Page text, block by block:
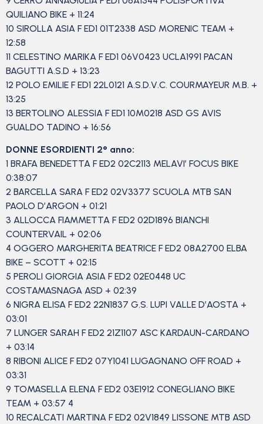
QUILIANO BIKE + 11:24
10 SIROLLA ASIA F ED1 01T2338 ASD MORENIC TEAM +
12:58
11 CELESTINO MARIKA F ED1 06V0423 UCLA1991 PACAN
BAGUTTI A.S.D + 13:23
12 POLO EMILIE F ED1 22L0121 A.S.D.V.C. COURMAYEUR M.B. +
13:25
13 BERTOLINO ALESSIA F ED1 10M0218 ASD GS AVIS
GUALDO TADINO + 16:56
DONNE ESORDIENTI 2° anno:
1 BRAFA BENEDETTA F ED2 02C2113 MELAVI’ FOCUS BIKE
0:38:07
2 BARCELLA SARA F ED2 02V3377 SCUOLA MTB SAN
PAOLO D’ARGON + 01:21
3 ALLOCCA FIAMMETTA F ED2 02D1896 BIANCHI
COUNTERVAIL + 02:06
4 OGGERO MARGHERITA BEATRICE F ED2 08A2700 ELBA
BIKE – SCOTT + 02:15
5 PEROLI GIORGIA ASIA F ED2 02E0448 UC
COSTAMASNAGA ASD + 02:39
6 NIGRA ELISA F ED2 22N1837 G.S. LUPI VALLE D’AOSTA +
03:01
7 LUNGER SARAH F ED2 21Z1107 ASC KARDAUN-CARDANO
+ 03:14
8 RIBONI ALICE F ED2 07Y1041 LUGAGNANO OFF ROAD +
03:31
9 TOMASELLA ELENA F ED2 03E1912 CONEGLIANO BIKE
TEAM + 03:57 4
10 RECALCATI MARTINA F ED2 02V1849 LISSONE MTB ASD